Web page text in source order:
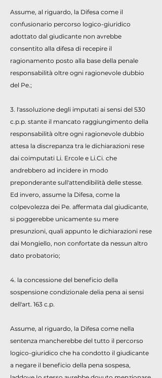
Assume, al riguardo, la Difesa come il
confusionario percorso logico-giuridico
adottato dal giudicante non avrebbe
consentito alla difesa di recepire il
ragionamento posto alla base della penale
responsabilità oltre ogni ragionevole dubbio
del Pe.;
3. l'assoluzione degli imputati ai sensi del 530
c.p.p. stante il mancato raggiungimento della
responsabilità oltre ogni ragionevole dubbio
attesa la discrepanza tra le dichiarazioni rese
dai coimputati Li. Ercole e Li.Ci. che
andrebbero ad incidere in modo
preponderante sull'attendibilità delle stesse.
Ed invero, assume la Difesa, come la
colpevolezza dei Pe. affermata dal giudicante,
si poggerebbe unicamente su mere
presunzioni, quali appunto le dichiarazioni rese
dai Mongiello, non confortate da nessun altro
dato probatorio;
4. la concessione del beneficio della
sospensione condizionale delia pena ai sensi
dell'art. 163 c.p.
Assume, al riguardo, la Difesa come nella
sentenza mancherebbe del tutto il percorso
logico-giuridico che ha condotto il giudicante
a negare il beneficio della pena sospesa,